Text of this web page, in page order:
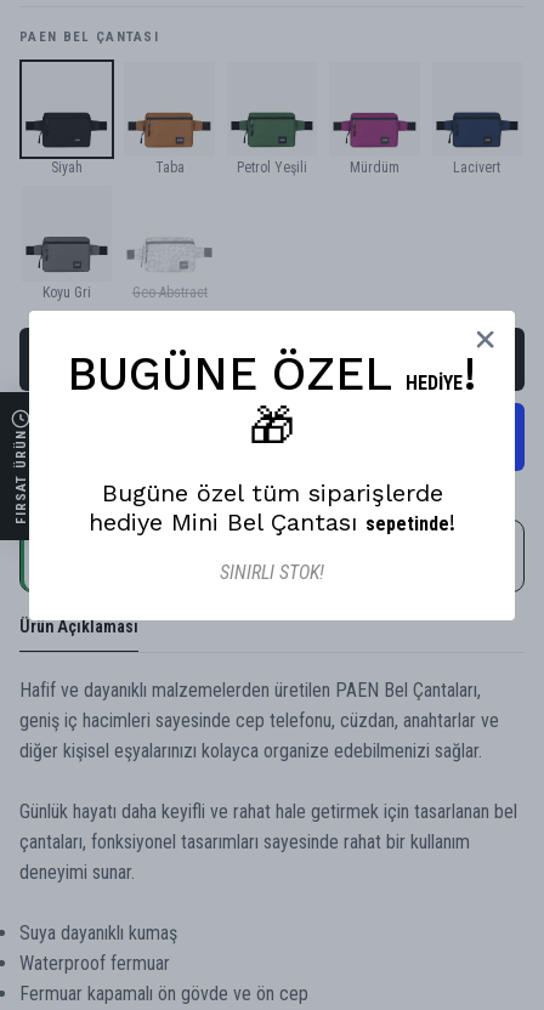
FIRSAT ÜRÜN
PAEN BEL ÇANTASI
Siyah Taba Petrol Yeşili Mürdüm Lacivert
Koyu Gri Geo Abstract
SEPETE EKLE
Ürün Açıklaması
Hafif ve dayanıklı malzemelerden üretilen PAEN Bel Çantaları,
geniş iç hacimleri sayesinde cep telefonu, cüzdan, anahtarlar ve
diğer kişisel eşyalarınızı kolayca organize edebilmenizi sağlar.
Günlük hayatı daha keyifli ve rahat hale getirmek için tasarlanan bel
çantaları, fonksiyonel tasarımları sayesinde rahat bir kullanım
deneyimi sunar.
Suya dayanıklı kumaş
Waterproof fermuar
Fermuar kapamalı ön gövde ve ön cep
BUGÜNE ÖZEL HEDİYE!
🎁
Bugüne özel tüm siparişlerde
hediye Mini Bel Çantası sepetinde!
SINIRLI STOK!